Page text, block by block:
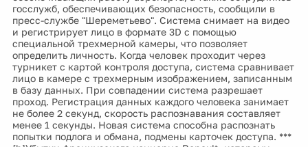
госслужб, обеспечивающих безопасность, сообщили в
пресс-службе "Шереметьево". Система снимает на видео
и регистрирует лицо в формате 3D с помощью
специальной трехмерной камеры, что позволяет
определить личность. Когда человек проходит через
турникет с картой контроля доступа, система сравнивает
лицо в камере с трехмерным изображением, записанным
в базу данных. При совпадении система разрешает
проход. Регистрация данных каждого человека занимает
не более 2 секунд, скорость распознавания составляет
менее 1 секунды. Новая система способна распознать
попытки подлога и обмана, подмены карточек доступа. ***